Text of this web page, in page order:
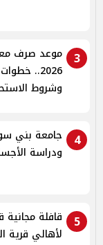
3
موعد صرف
2026..
وشروط
4
جامعة بني
ودراسة
5
لأهالي قرية